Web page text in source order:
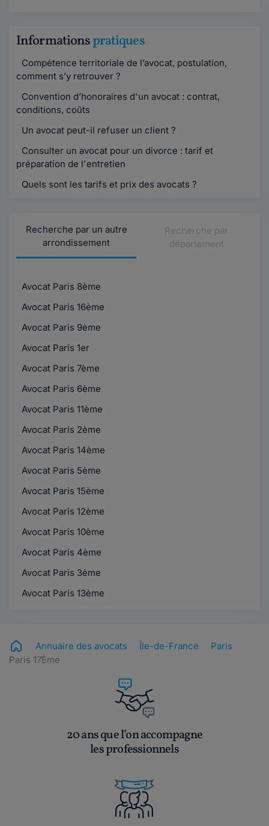
Informationspratiques
Compétence territoriale de l’avocat, postulation,
comment s’y retrouver ?
Convention d’honoraires d'un avocat : contrat,
conditions, coûts
Un avocat peut-il refuser un client ?
Consulter un avocat pour un divorce : tarif et
préparation de l'entretien
Quels sont les tarifs et prix des avocats ?
Recherche par un autre
arrondissement
Recherche par
département
Avocat Paris 8ème
Avocat Paris 16ème
Avocat Paris 9ème
Avocat Paris 1er
Avocat Paris 7ème
Avocat Paris 6ème
Avocat Paris 11ème
Avocat Paris 2ème
Avocat Paris 14ème
Avocat Paris 5ème
Avocat Paris 15ème
Avocat Paris 12ème
Avocat Paris 10ème
Avocat Paris 4ème
Avocat Paris 3ème
Avocat Paris 13ème
Annuaire des avocats Île-de-France
Paris
Paris 17Ème
20 ans que l’on accompagne
les professionnels